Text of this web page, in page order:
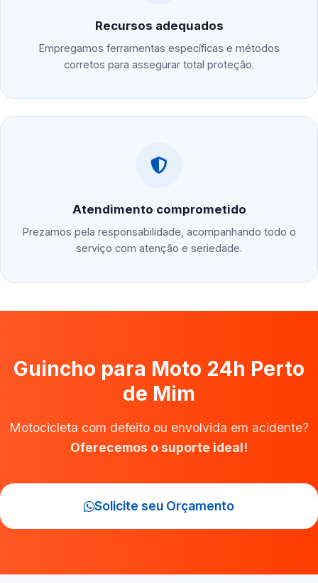
Recursos adequados
Empregamos ferramentas específicas e métodos
corretos para assegurar total proteção.
Atendimento comprometido
Prezamos pela responsabilidade, acompanhando todo o
serviço com atenção e seriedade.
Guincho para Moto 24h Perto
de Mim
Motocicleta com defeito ou envolvida em acidente?
Oferecemos o suporte ideal!
Solicite seu Orçamento